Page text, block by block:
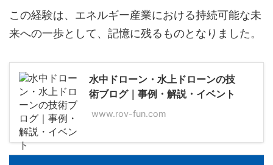
この経験は、エネルギー産業における持続可能な未
来への一歩として、記憶に残るものとなりました。
水中ドローン・水上ドローンの技
術ブログ｜事例・解説・イベント
www.rov-fun.com